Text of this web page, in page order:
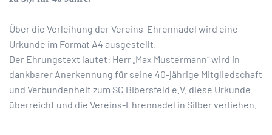
Über die Verleihung der Vereins-Ehrennadel wird eine
Urkunde im Format A4 ausgestellt.
Der Ehrungstext lautet: Herr „Max Mustermann“ wird in
dankbarer Anerkennung für seine 40-jährige Mitgliedschaft
und Verbundenheit zum SC Bibersfeld e.V. diese Urkunde
überreicht und die Vereins-Ehrennadel in Silber verliehen.